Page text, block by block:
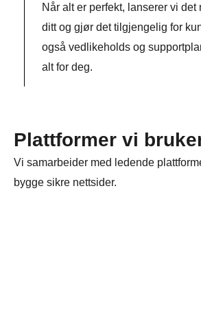
Når alt er perfekt, lanserer vi
ditt og gjør det tilgjengelig for
også vedlikeholds og
alt for deg.
Plattformer vi
Vi samarbeider med ledende
bygge sikre nettsider.